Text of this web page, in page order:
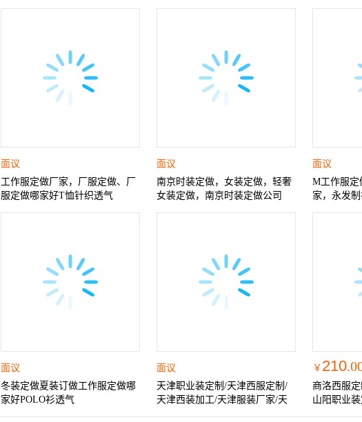
面议
工作服定做厂家，厂服定做、厂
服定做哪家好T恤针织透气
面议
南京时装定做，女装定做，轻奢
女装定做，南京时装定做公司
面议
M工作服定
家，永发
面议
冬装定做夏装订做工作服定做哪
家好POLO衫透气
面议
天津职业装定制/天津西服定制/
天津西装加工/天津服装厂家/天
￥ 210
商洛西服
山阳职业